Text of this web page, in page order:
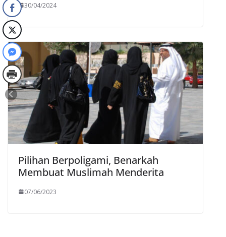
30/04/2024
Pilihan Berpoligami, Benarkah
Membuat Muslimah Menderita
07/06/2023